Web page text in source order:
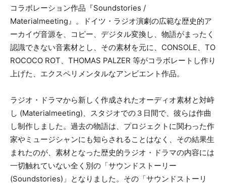
その他
メールアドレス（必須）
コラボレーション作品『Soundstories /
Materialmeeting』。ドイツ・ラジオ演劇の広範な歴史的ア
ーカイヴ音源を、コピー、デジタル変換し、物語がまったく
認識できない音素材とし、その素材を元に、CONSOLE、TO
ROCOCO ROT、THOMAS PALZER 等がコラボレートし作り
上げた、エクスペリメンタルなアンビエント作品。
ラジオ・ドラマから新しく作成されたオーディオ素材と対峙
し (Materialmeeting)、スタジオでの３日間で、彼らは作曲
し制作しました。過去の物語は、プロジェクトに関わった作
家やミュージシャンにも知らされることはなく、その結果生
まれたのが、素材となった歴史的ラジオ・ドラマの内容には
一切触れていない全く別の「サウンドストーリー
(Soundstories)」となりました。その「サウンドストーリ